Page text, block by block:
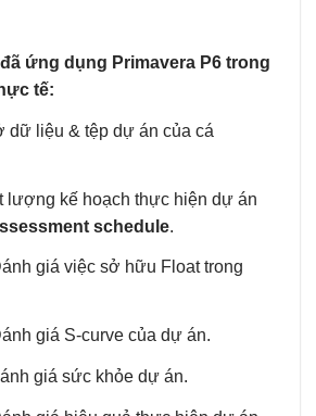
ứng dụng Primavera P6 trong
tế:
dữ liệu & tệp dự án của cá
lượng kế hoạch thực hiện dự án
schedule.
giá việc sở hữu Float trong
giá S-curve của dự án.
giá sức khỏe dự án.